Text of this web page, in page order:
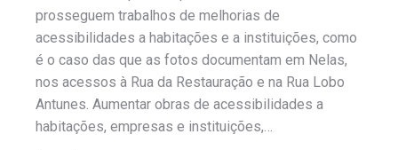
prosseguem trabalhos de melhorias de
acessibilidades a habitações e a instituições, como
é o caso das que as fotos documentam em Nelas,
nos acessos à Rua da Restauração e na Rua Lobo
Antunes. Aumentar obras de acessibilidades a
habitações, empresas e instituições,…